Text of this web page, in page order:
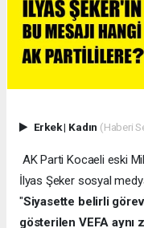
Erkek| Kadın (Haberi
AK Parti Kocaeli eski
İlyas Şeker sosyal
"Siyasette belirli
gösterilen VEFA aynı